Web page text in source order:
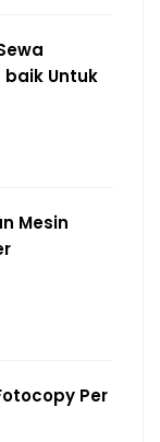
baik Untuk
Mesin
Per